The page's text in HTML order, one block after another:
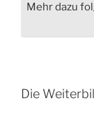
Mehr dazu
Die